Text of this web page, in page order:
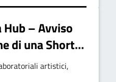
– Avviso
di una Short
artistici,